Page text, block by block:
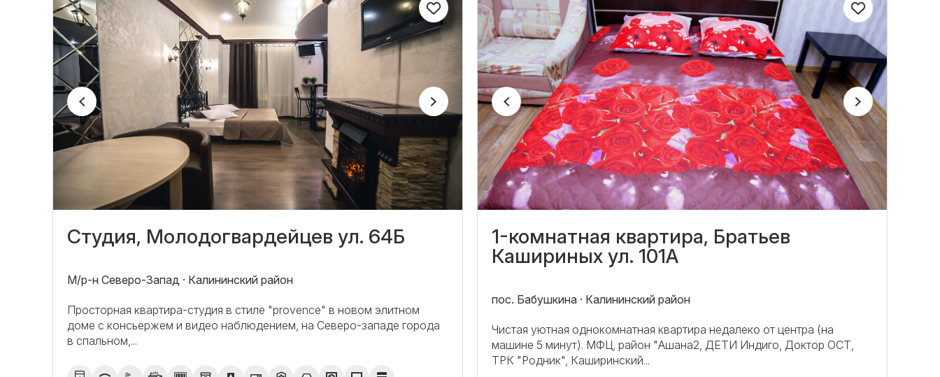
Студия, Молодогвардейцев ул. 64Б
М/р-н Северо-Запад · Калининский район
Просторная квартира-студия в стиле "provence" в новом элитном
доме с консьержем и видео наблюдением, на Северо-западе города
в спальном,...
1-комнатная квартира, Братьев
Кашириных ул. 101А
пос. Бабушкина · Калининский район
Чистая уютная однокомнатная квартира недалеко от центра (на
машине 5 минут). МФЦ, район "Ашана2, ДЕТИ Индиго, Доктор ОСТ,
ТРК "Родник", Каширинский...